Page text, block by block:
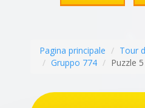
Pagina principale
Tour
Gruppo 774
Puzzle 5